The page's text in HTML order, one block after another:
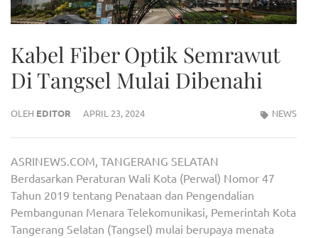
Kabel Fiber Optik Semrawut
Di Tangsel Mulai Dibenahi
OLEH EDITOR APRIL 23, 2024 NEWS
ASRINEWS.COM, TANGERANG SELATAN
Berdasarkan Peraturan Wali Kota (Perwal) Nomor 47
Tahun 2019 tentang Penataan dan Pengendalian
Pembangunan Menara Telekomunikasi, Pemerintah Kota
Tangerang Selatan (Tangsel) mulai berupaya menata